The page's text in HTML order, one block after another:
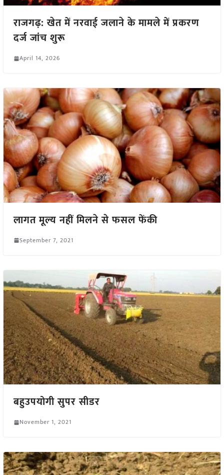
राजगढ़: खेत में नरवाई जलाने के मामले में प्रकरण
दर्ज जांच शुरू
April 14, 2026
लागत मूल्य नहीं मिलने से फसल फेंकी
September 7, 2021
बहुउपयोगी सुपर सीडर
November 1, 2021